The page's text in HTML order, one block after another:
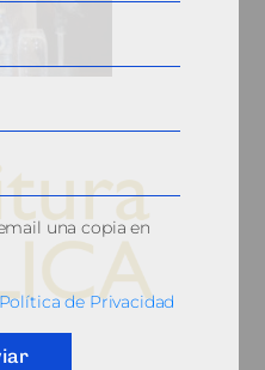
del Notariado
una copia en
de Privacidad